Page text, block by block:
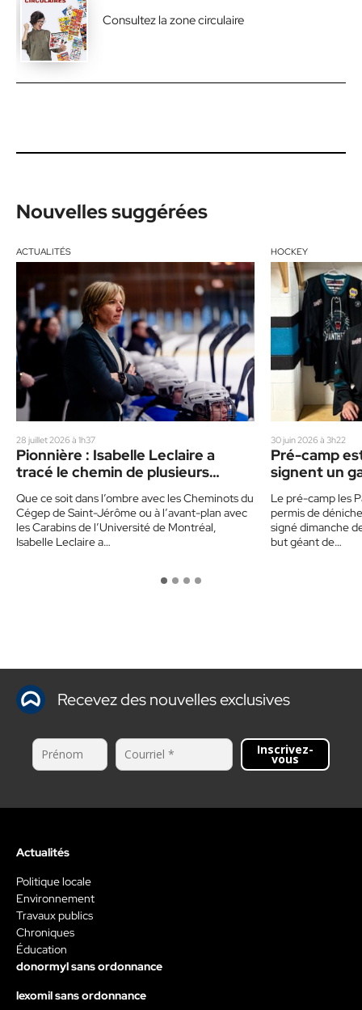
Consultez la zone circulaire
Nouvelles suggérées
ACTUALITÉS
28 juillet 2026 à 1h37
Pionnière : Isabelle Leclaire a
tracé le chemin de plusieurs
Que ce soit dans l’ombre avec les Cheminots du
Cégep de Saint-Jérôme ou à l’avant-plan avec
les Carabins de l’Université de Montréal,
Isabelle Leclaire a…
HOCKEY
30 juin 2026 à 3h22
Pré-camp
signent un
Le pré-camp les
permis de
signé dimanche
but géant de…
Recevez des nouvelles exclusives
Inscrivez-
vous
Actualités
Politique locale
Environnement
Travaux publics
Chroniques
Éducation
donormyl sans ordonnance
lexomil sans ordonnance